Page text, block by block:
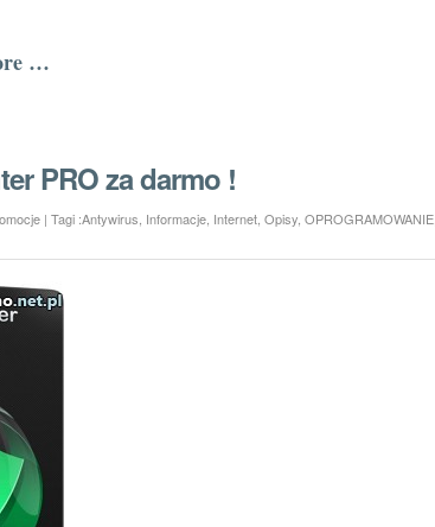
…
PRO za darmo !
| Tagi :Antywirus Informacje Internet Opisy OPROGRAMOWANIE